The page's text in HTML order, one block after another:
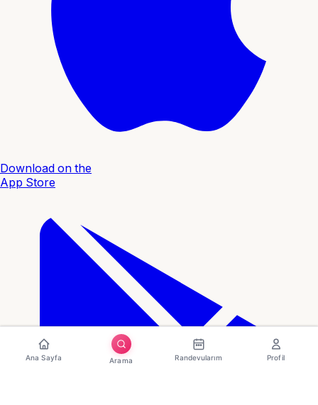
Download on the
App Store
Ana Sayfa Arama Randevularım Profil